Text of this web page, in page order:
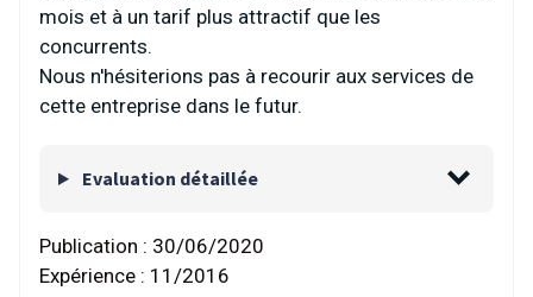
mois et à un tarif plus attractif que les
concurrents.
Nous n'hésiterions pas à recourir aux services de
cette entreprise dans le futur.
Evaluation détaillée
Publication : 30/06/2020
Expérience : 11/2016